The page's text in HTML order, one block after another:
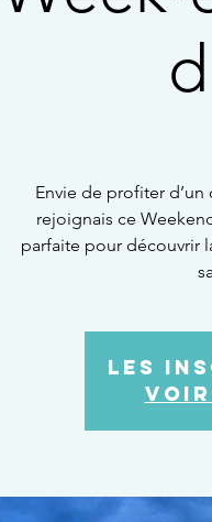
Envie de profiter d’un
rejoignais ce
parfaite pour découvrir
Les
Voir